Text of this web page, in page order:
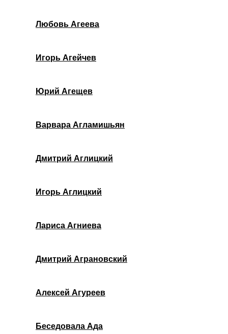
Любовь Агеева
Игорь Агейчев
Юрий Агещев
Варвара Агламишьян
Дмитрий Аглицкий
Игорь Аглицкий
Лариса Агниева
Дмитрий Аграновский
Алексей Агуреев
Беседовала Ада